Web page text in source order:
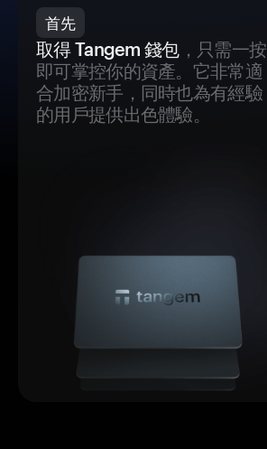
首先
取得 Tangem 錢包，只需一按
即可掌控你的資產。它非常適
合加密新手，同時也為有經驗
的用戶提供出色體驗。